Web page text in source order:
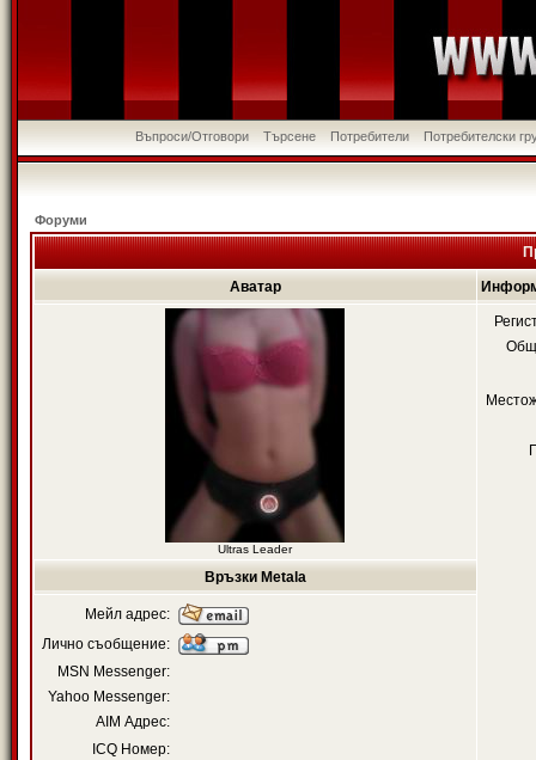
Въпроси/Отговори Търсене Потребители Потребителски
Форуми
Аватар
Ultras Leader
Връзки Metala
Мейл адрес:
Лично съобщение:
MSN Messenger:
Yahoo Messenger:
AIM Адрес:
ICQ Номер: